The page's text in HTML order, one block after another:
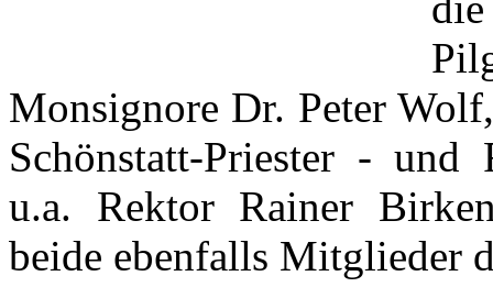
Monsignore Dr. Peter
Schönstatt-Priester - und
u.a. Rektor Rainer
beide ebenfalls Mitglieder